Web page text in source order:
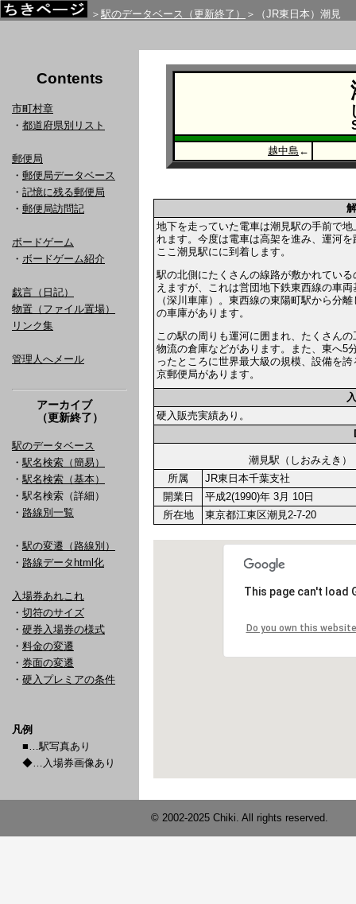
＞ 駅のデータベース（更新終了） ＞（JR東日本）潮見
Contents
市町村章
・ 都道府県別リスト
郵便局
・ 郵便局データベース
・ 記憶に残る郵便局
・ 郵便局訪問記
ボードゲーム
・ ボードゲーム紹介
戯言（日記）
物置（ファイル置場）
リンク集
管理人へメール
アーカイブ
（更新終了）
駅のデータベース
・ 駅名検索（簡易）
・ 駅名検索（基本）
・駅名検索（詳細）
・ 路線別一覧
・ 駅の変遷（路線別）
・ 路線データhtml化
入場券あれこれ
・ 切符のサイズ
・ 硬券入場券の様式
・ 料金の変遷
・ 券面の変遷
・ 硬入プレミアの条件
凡例
■…駅写真あり
◆…入場券画像あり
越中島 ←
地下を走っていた電車は潮見駅の手前で地
れます。今度は電車は高架を進み、運河を
ここ潮見駅にに到着します。
駅の北側にたくさんの線路が敷かれている
えますが、これは営団地下鉄東西線の車両
（深川車庫）。東西線の東陽町駅から分離
の車庫があります。
この駅の周りも運河に囲まれ、たくさんの
物流の倉庫などがあります。また、東へ5
ったところに世界最大級の規模、設備を誇
京郵便局があります。
硬入販売実績あり。
潮見駅（しおみえ
所属
JR東日本千葉支社
開業日
平成2(1990)年 3月 10日
所在地
東京都江東区潮見2-7-20
© 2002-2025 Chiki. All rights reserved.